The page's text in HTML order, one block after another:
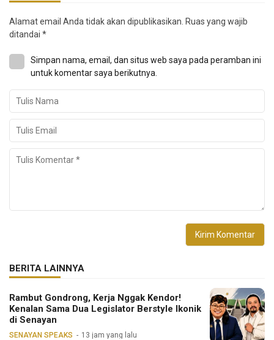
Alamat email Anda tidak akan dipublikasikan. Ruas yang wajib
ditandai *
Simpan nama, email, dan situs web saya pada peramban ini
untuk komentar saya berikutnya.
BERITA LAINNYA
Rambut Gondrong, Kerja Nggak Kendor!
Kenalan Sama Dua Legislator Berstyle Ikonik
di Senayan
SENAYAN SPEAKS 13 jam yang lalu